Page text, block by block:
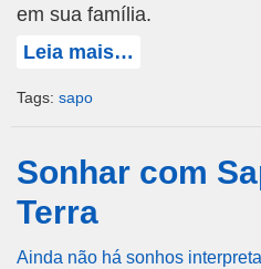
em sua família.
Leia mais…
Tags: sapo
Sonhar com
Terra
Ainda não há sonhos